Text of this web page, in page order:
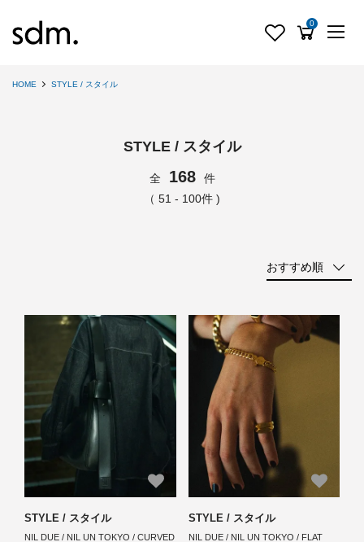
0
HOME STYLE / スタイル
STYLE / スタイル
全 168
件
（ 51 - 100件 )
おすすめ順
STYLE / スタイル
NIL DUE / NIL UN TOKYO / CURVED
STYLE / スタイル
NIL DUE / NIL UN TOKYO / FLAT